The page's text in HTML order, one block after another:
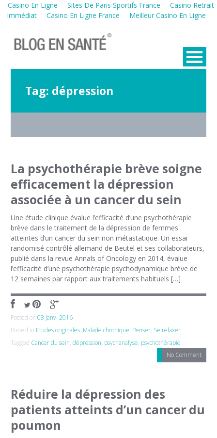
Casino En Ligne Sites De Paris Sportifs France
Casino Retrait
Immédiat
Casino En Ligne France Meilleur Casino En Ligne
Tag: dépression
La psychothérapie brève soigne
efficacement la dépression
associée à un cancer du sein
Une étude clinique évalue l’efficacité d’une psychothérapie
brève dans le traitement de la dépression de femmes
atteintes d’un cancer du sein non métastatique. Un essai
randomisé contrôlé allemand de Beutel et ses collaborateurs,
publié dans la revue Annals of Oncology en 2014, évalue
l’efficacité d’une psychothérapie psychodynamique brève de
12 semaines par rapport aux traitements habituels […]
Posted on08 janv. 2016
Posted in Etudes originales, Malade chronique, Penser, Se relaxer
Tagged Cancer du sein,dépression, psychanalyse, psychothérapie
No Comment
Réduire la dépression des
patients atteints d’un cancer du
poumon